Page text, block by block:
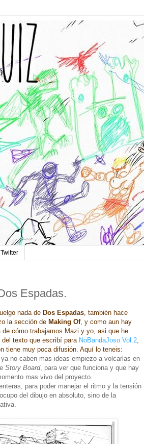
Twitter
Espadas.
nada de Dos Espadas, también hace
la sección de Making Of, y como aun hay
de cómo trabajamos Mazi y yo, asi que he
del texto que escribí para NoBandaJoso Vol.2,
tiene muy poca difusión. Aquí lo teneis:
no caben mas ideas empiezo a volcarlas en
Story Board, para ver que funciona y que hay
mas vivo del proyecto.
para poder manejar el ritmo y la tensión
del dibujo en absoluto, sino de la